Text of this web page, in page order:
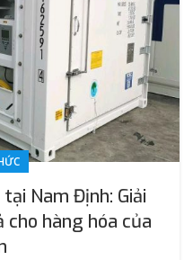
Nam Định: Giải
hàng hóa của